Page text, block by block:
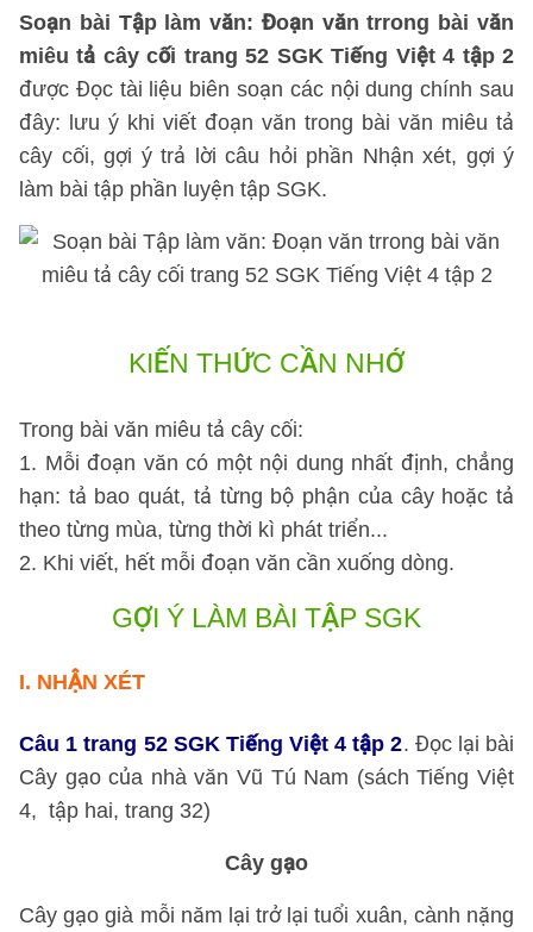
Soạn bài Tập làm văn: Đoạn văn trrong bài văn
miêu tả cây cối trang 52 SGK Tiếng Việt 4 tập 2
được Đọc tài liệu biên soạn các nội dung chính sau
đây: lưu ý khi viết đoạn văn trong bài văn miêu tả
cây cối, gợi ý trả lời câu hỏi phần Nhận xét, gợi ý
làm bài tập phần luyện tập SGK.
KIẾN THỨC CẦN NHỚ
Trong bài văn miêu tả cây cối:
1. Mỗi đoạn văn có một nội dung nhất định, chẳng
hạn: tả bao quát, tả từng bộ phận của cây hoặc tả
theo từng mùa, từng thời kì phát triển...
2. Khi viết, hết mỗi đoạn văn cần xuống dòng.
GỢI Ý LÀM BÀI TẬP SGK
I. NHẬN XÉT
Câu 1 trang 52 SGK Tiếng Việt 4 tập 2. Đọc lại bài
Cây gạo của nhà văn Vũ Tú Nam (sách Tiếng Việt
4, tập hai, trang 32)
Cây gạo
Cây gạo già mỗi năm lại trở lại tuổi xuân, cành nặng